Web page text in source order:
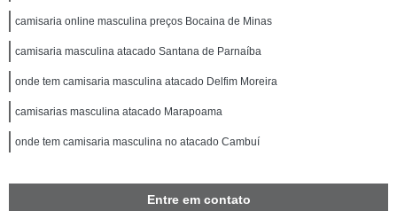
camisaria online masculina preços Bocaina de Minas
camisaria masculina atacado Santana de Parnaíba
onde tem camisaria masculina atacado Delfim Moreira
camisarias masculina atacado Marapoama
onde tem camisaria masculina no atacado Cambuí
Entre em contato